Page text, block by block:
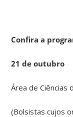
Confira a
21 de outubro
Área de Ciências
(Bolsistas cujos